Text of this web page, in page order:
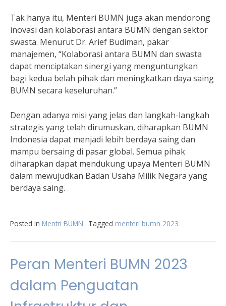
Tak hanya itu, Menteri BUMN juga akan mendorong
inovasi dan kolaborasi antara BUMN dengan sektor
swasta. Menurut Dr. Arief Budiman, pakar
manajemen, “Kolaborasi antara BUMN dan swasta
dapat menciptakan sinergi yang menguntungkan
bagi kedua belah pihak dan meningkatkan daya saing
BUMN secara keseluruhan.”
Dengan adanya misi yang jelas dan langkah-langkah
strategis yang telah dirumuskan, diharapkan BUMN
Indonesia dapat menjadi lebih berdaya saing dan
mampu bersaing di pasar global. Semua pihak
diharapkan dapat mendukung upaya Menteri BUMN
dalam mewujudkan Badan Usaha Milik Negara yang
berdaya saing.
Posted in Mentri BUMN Tagged menteri bumn 2023
Peran Menteri BUMN 2023
dalam Penguatan